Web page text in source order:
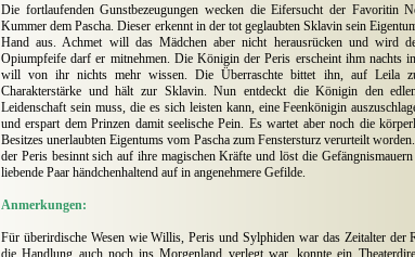
Die fortlaufenden Gunstbezeugungen wecken die Eifersucht der Favoritin
Kummer dem Pascha. Dieser erkennt in der tot geglaubten Sklavin sein
Hand aus. Achmet will das Mädchen aber nicht herausrücken und wird
Opiumpfeife darf er mitnehmen. Die Königin der Peris erscheint ihm nachts
will von ihr nichts mehr wissen. Die Überraschte bittet ihn, auf Leila
Charakterstärke und hält zur Sklavin. Nun entdeckt die Königin den
Leidenschaft sein muss, die es sich leisten kann, eine Feenkönigin
und erspart dem Prinzen damit seelische Pein. Es wartet aber noch die
Besitzes unerlaubten Eigentums vom Pascha zum Fenstersturz verurteilt
der Peris besinnt sich auf ihre magischen Kräfte und löst die
liebende Paar händchenhaltend auf in angenehmere Gefilde.
Anmerkungen:
Für überirdische Wesen wie Willis, Peris und Sylphiden war das Zeitalter der